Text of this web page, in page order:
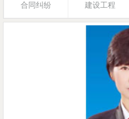
合同纠纷 建设工程